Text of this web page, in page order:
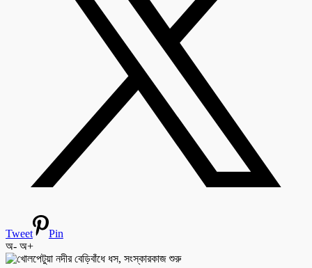
Tweet
Pin
অ- অ+